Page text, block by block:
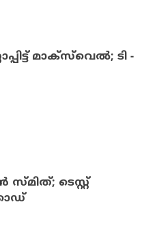
മാക്‌സ്‌വെല്‍; ടി -
ടെസ്റ്റ്